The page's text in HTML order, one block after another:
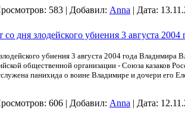
583 | Добавил: Anna | Дата:
дня злодейского убиения 3 августа
убиения 3 августа 2004 года Владимира
общественной организации - Союза казаков
панихида о воине Владимире и дочери его
606 | Добавил: Anna | Дата: